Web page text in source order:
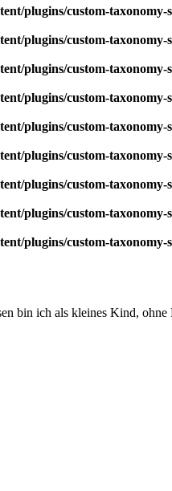
plugins/custom-
plugins/custom-
plugins/custom-
plugins/custom-
plugins/custom-
plugins/custom-
plugins/custom-
plugins/custom-
plugins/custom-
bin ich als kleines Kind,